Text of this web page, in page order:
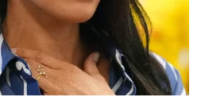
projekat,
većoj zaradi.